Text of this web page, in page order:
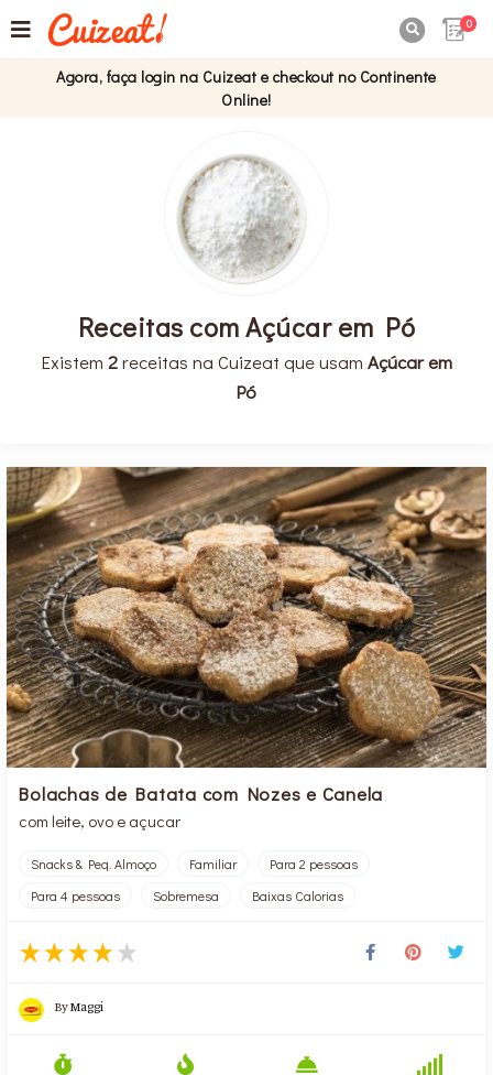
0
Agora, faça login na Cuizeat e checkout no Continente
Online!
Receitas com Açúcar em Pó
Existem 2receitas na Cuizeat que usam Açúcar em
Pó
Bolachas de Batata com Nozes e Canela
com leite, ovo e açucar
Snacks & Peq. Almoço Familiar
Para 2 pessoas
Para 4 pessoas
Sobremesa Baixas Calorias
ByMaggi